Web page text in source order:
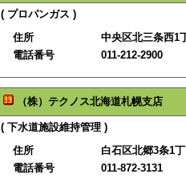
( プロパンガス )
住所
中央区北三条西1
電話番号
011-212-2900
（株）テクノス北海道札幌支店
( 下水道施設維持管理 )
住所
白石区北郷3条1
電話番号
011-872-3131